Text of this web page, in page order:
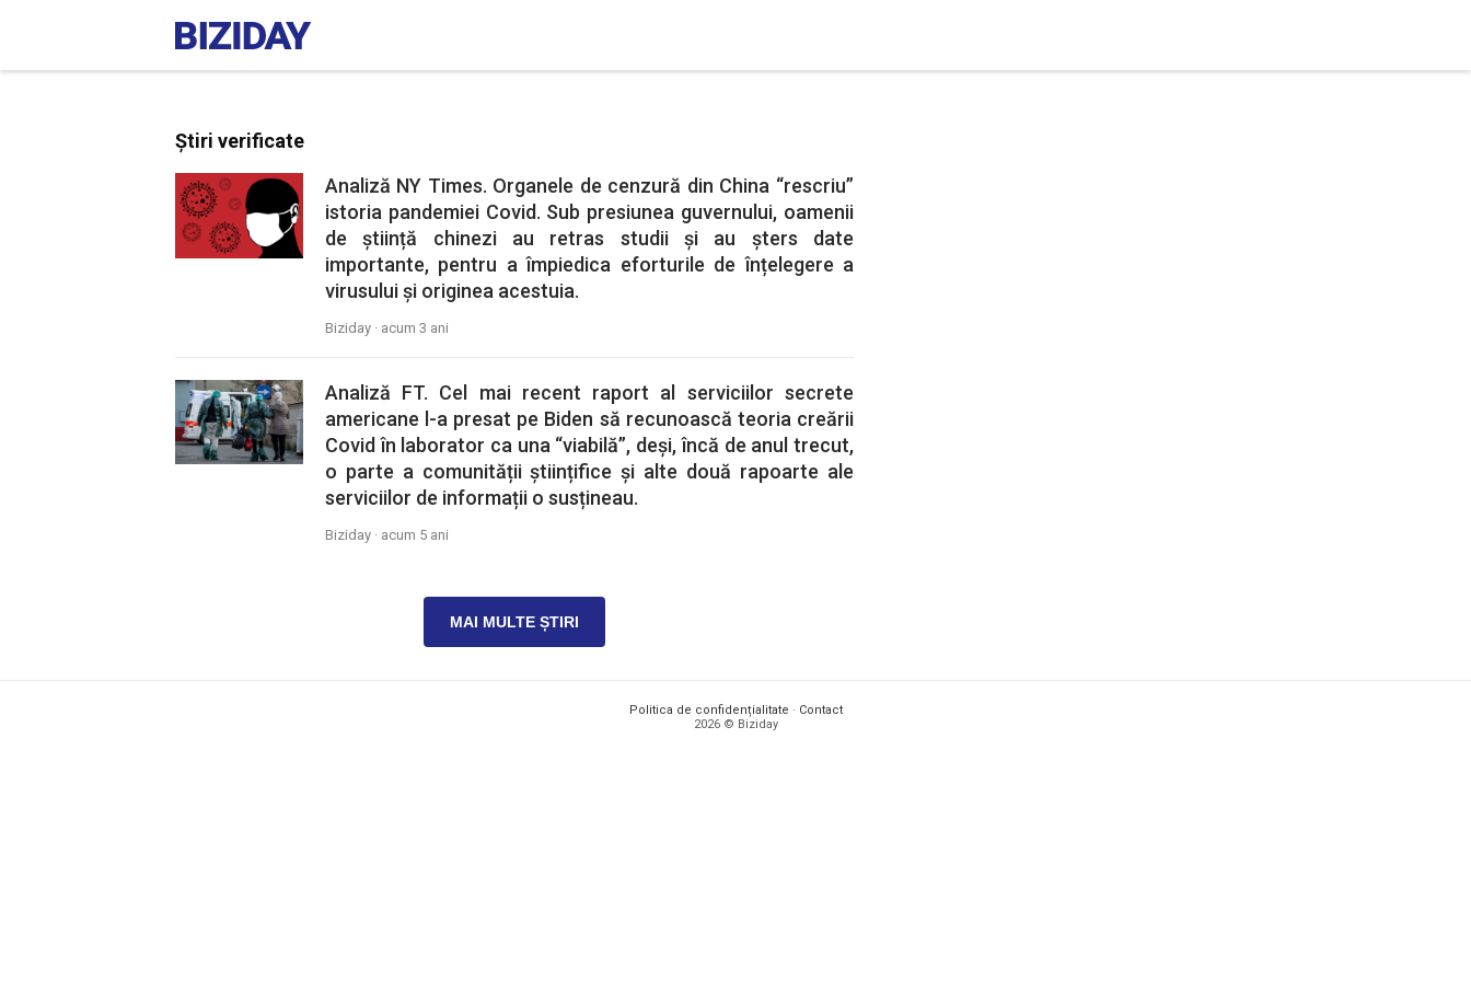
Știri verificate
Analiză NY Times. Organele de cenzură din China “rescriu”
istoria pandemiei Covid. Sub presiunea guvernului, oamenii
de știință chinezi au retras studii și au șters date
importante, pentru a împiedica eforturile de înțelegere a
virusului și originea acestuia.
Biziday · acum 3 ani
Analiză FT. Cel mai recent raport al serviciilor secrete
americane l-a presat pe Biden să recunoască teoria creării
Covid în laborator ca una “viabilă”, deși, încă de anul trecut,
o parte a comunității științifice și alte două rapoarte ale
serviciilor de informații o susțineau.
Biziday · acum 5 ani
MAI MULTE ȘTIRI
Politica de confidențialitate · Contact
2026 © Biziday